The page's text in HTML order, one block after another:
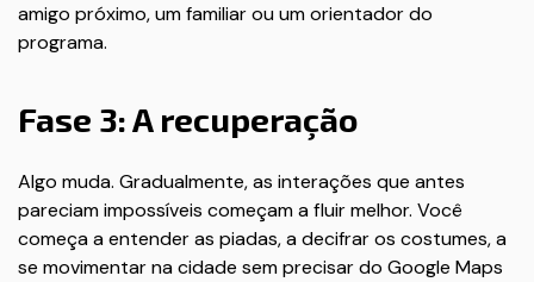
amigo próximo, um familiar ou um orientador do
programa.
Fase 3: A recuperação
Algo muda. Gradualmente, as interações que antes
pareciam impossíveis começam a fluir melhor. Você
começa a entender as piadas, a decifrar os costumes, a
se movimentar na cidade sem precisar do Google Maps